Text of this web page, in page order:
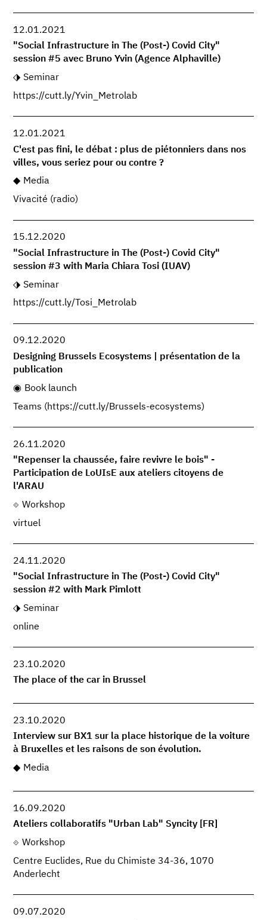
12.01.2021
"Social Infrastructure in The (Post-) Covid City"
session #5 avec Bruno Yvin (Agence Alphaville)
Seminar
https://cutt.ly/Yvin_Metrolab
12.01.2021
C'est pas fini, le débat : plus de piétonniers dans nos
villes, vous seriez pour ou contre ?
Media
Vivacité (radio)
15.12.2020
"Social Infrastructure in The (Post-) Covid City"
session #3 with Maria Chiara Tosi (IUAV)
Seminar
https://cutt.ly/Tosi_Metrolab
09.12.2020
Designing Brussels Ecosystems | présentation de la
publication
Book launch
Teams (https://cutt.ly/Brussels-ecosystems)
26.11.2020
"Repenser la chaussée, faire revivre le bois" -
Participation de LoUIsE aux ateliers citoyens de
l'ARAU
Workshop
virtuel
24.11.2020
"Social Infrastructure in The (Post-) Covid City"
session #2 with Mark Pimlott
Seminar
online
23.10.2020
The place of the car in Brussel
23.10.2020
Interview sur BX1 sur la place historique de la voiture
à Bruxelles et les raisons de son évolution.
Media
16.09.2020
Ateliers collaboratifs "Urban Lab" Syncity [FR]
Workshop
Centre Euclides, Rue du Chimiste 34-36, 1070
Anderlecht
09.07.2020